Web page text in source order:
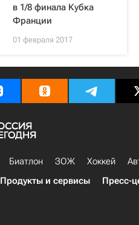
в 1/8 финала Кубка
Франции
01 февраля 2017
Биатлон ЗОЖ Хоккей
Продукты и сервисы Пресс-